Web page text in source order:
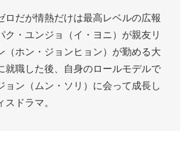
ロだが情熱だけは最高レベルの広報
ク・ユンジョ（イ・ヨニ）が親友リ
（ホン・ジョンヒョン）が勤める大
就職した後、自身のロールモデルで
ョン（ムン・ソリ）に会って成長し
スドラマ。